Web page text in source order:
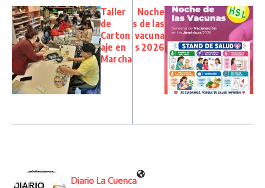
Taller
de
Carton
aje en
Marcha
Noche
s de las
vacuna
s 2026
Diario La Cuenca